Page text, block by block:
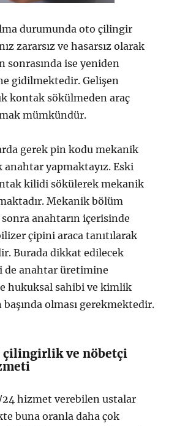
durumunda oto çilingir
zararsız ve hasarsız olarak
sonrasında ise yeniden
gidilmektedir. Gelişen
kontak sökülmeden araç
mümkündür.
gerek pin kodu mekanik
anahtar yapmaktayız. Eski
kilidi sökülerek mekanik
Mekanik bölüm
anahtarın içerisinde
çipini araca tanıtılarak
Burada dikkat edilecek
de anahtar üretimine
hukuksal sahibi ve kimlik
olması gerekmektedir.
çilingirlik ve nöbetçi
hizmet verebilen ustalar
buna oranla daha çok